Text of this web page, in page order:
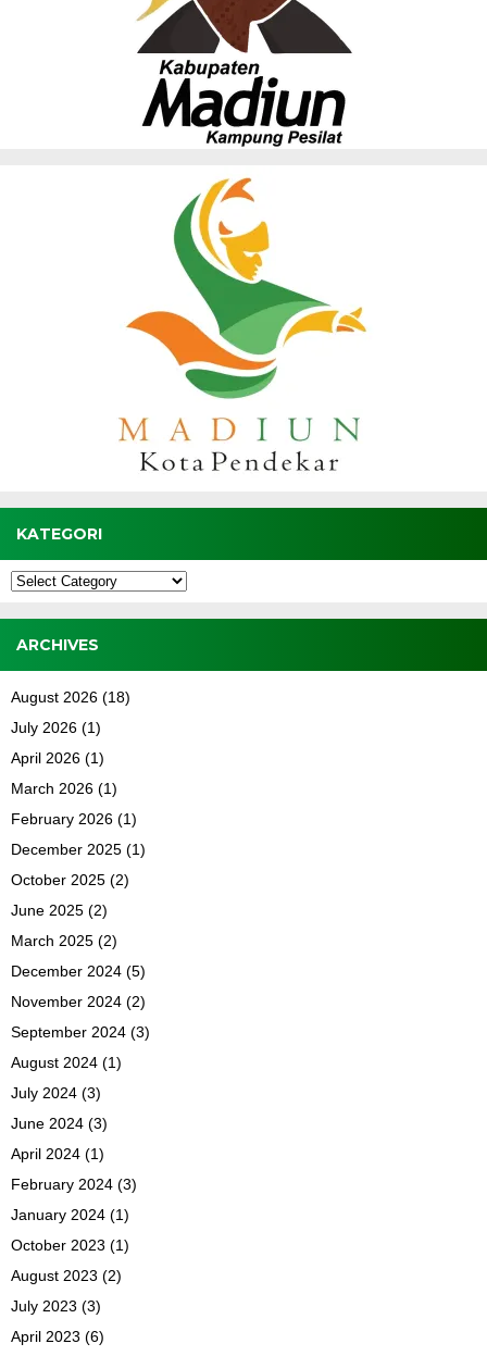
KATEGORI
Kategori
ARCHIVES
August 2026 (18)
July 2026 (1)
April 2026 (1)
March 2026 (1)
February 2026 (1)
December 2025 (1)
October 2025 (2)
June 2025 (2)
March 2025 (2)
December 2024 (5)
November 2024 (2)
September 2024 (3)
August 2024 (1)
July 2024 (3)
June 2024 (3)
April 2024 (1)
February 2024 (3)
January 2024 (1)
October 2023 (1)
August 2023 (2)
July 2023 (3)
April 2023 (6)